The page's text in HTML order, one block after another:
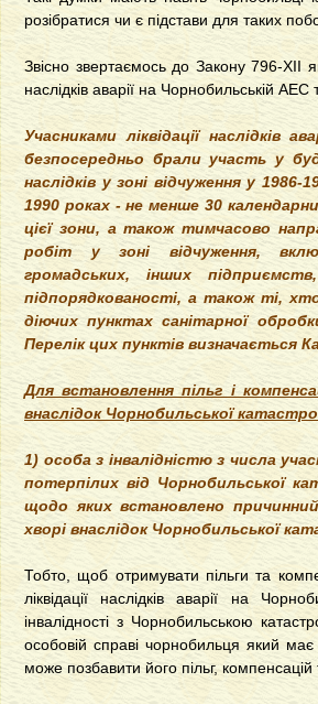
розібратися чи є підстави для таких
Звісно звертаємось до Закону 796-ХІІ
наслідків аварії на Чорнобильській АЕС
Учасниками ліквідації наслідків
безпосередньо брали участь у
наслідків у зоні відчуження у
1990 роках - не менше 30
цієї зони, а також тимчасово
робіт у зоні відчуження,
громадських, інших
підпорядкованості, а також ті,
діючих пунктах санітарної
Перелік цих пунктів визначається
Для встановлення пільг і
внаслідок Чорнобильської
1) особа з інвалідністю з числа
потерпілих від Чорнобильської
щодо яких встановлено
хворі внаслідок Чорнобильської
Тобто, щоб отримувати пільги та
ліквідації наслідків аварії на
інвалідності з Чорнобильською
особовій справі чорнобильця який
може позбавити його пільг,